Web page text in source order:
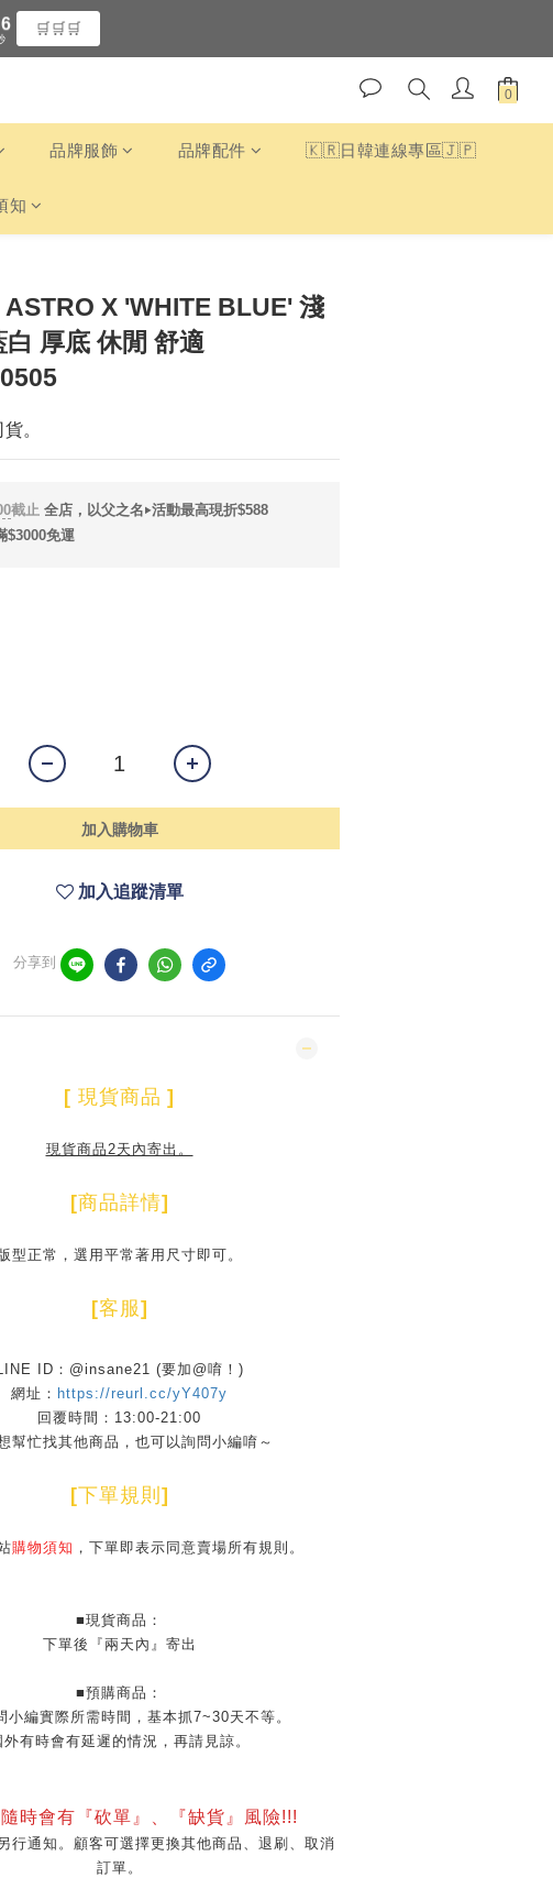
6
5
2
1
🛒🛒🛒
品牌服飾 品牌配件 🇰🇷日韓連線專區🇯🇵
知
ASTRO X 'WHITE BLUE' 淺
厚底 休閒 舒適
。
截止全店，以父之名‣活動最高現折$588
$3000免運
加入購物車
加入追蹤清單
分享到
[ 現貨商品 ]
現貨商品2天內寄出。
[商品詳情]
版型正常，選用平常著用尺寸即可。
[客服]
ID：@insane21 (要加@唷！)
網址： https://reurl.cc/yY407y
回覆時間：13:00-21:00
幫忙找其他商品，也可以詢問小編唷～
[下單規則 ]
購物須知 ，下單即表示同意賣場所有規則。
■現貨商品：
下單後『兩天內』寄出
■預購商品：
小編實際所需時間，基本抓7~30天不等。
外有時會有延遲的情況，再請見諒。
時會有『砍單』、『缺貨』風險!!!
行通知。顧客可選擇更換其他商品、退刷、取消
訂單。